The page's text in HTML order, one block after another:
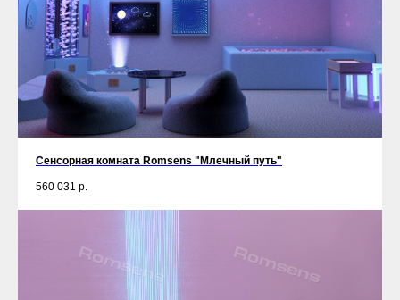
Сенсорная комната Romsens "Млечный путь"
560 031 р.